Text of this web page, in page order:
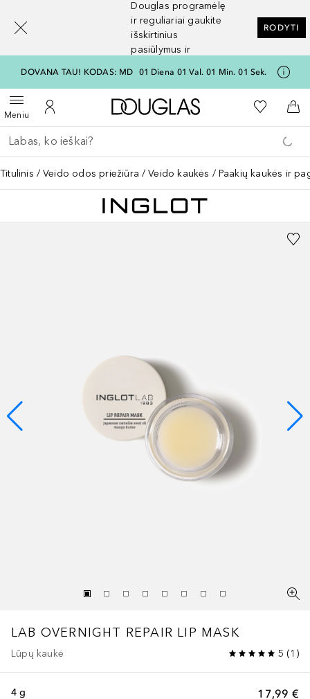
Douglas programėlę
ir reguliariai gaukite
išskirtinius
pasiūlymus ir
RODYTI
DOVANA TAU! KODAS: MD 01 Diena 01 Val. 01 Min. 01 Sek.
MeniuAtidaryti meniuĮ mano paskyrą
Į Douglas pagrindinį
Į mano
Į
Grįžk atgal
Vykdykite paiešką
Titulinis Veido odos priežiūra Veido kaukės Paakių kaukės ir
LAB OVERNIGHT REPAIR LIP MASK
Lūpų kaukė 5 (1 )
17,99 €
4 g
[navigation.slideout.screenreader]